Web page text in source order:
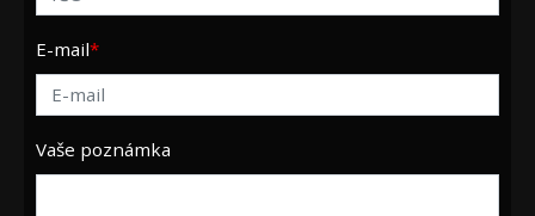
E-mail
Vaše poznámka